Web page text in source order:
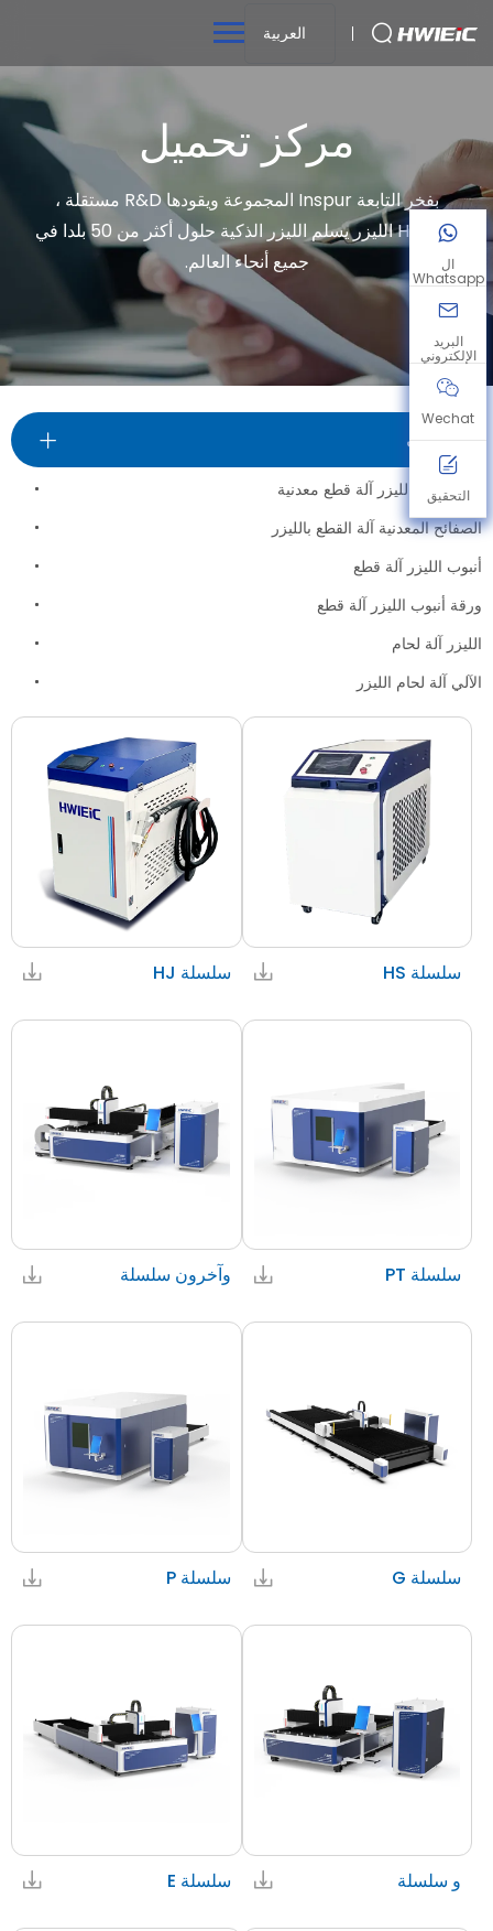
العربية
مركز تحميل
بفخر التابعة Inspur المجموعة ويقودها R&D مستقلة ،
HWlEiC الليزر يسلم الليزر الذكية حلول أكثر من 50 بلدا في
جميع أنحاء العالم.
الكتيبات
فائقة اجي الليزر آلة قطع معدنية
الصفائح المعدنية آلة القطع بالليزر
أنبوب الليزر آلة قطع
ورقة أنبوب الليزر آلة قطع
الليزر آلة لحام
الآلي آلة لحام الليزر
سلسلة HS سلسلة HJ
سلسلة PT وآخرون سلسلة
سلسلة G سلسلة P
و سلسلة سلسلة E
ال
Whatsapp
البريد
الإلكتروني
Wechat
التحقيق